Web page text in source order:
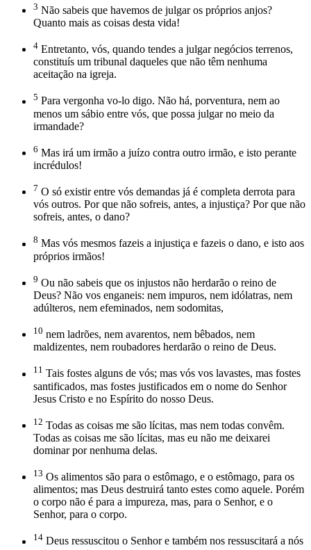
3 Não sabeis que havemos de julgar os próprios anjos?
Quanto mais as coisas desta vida!
4 Entretanto, vós, quando tendes a julgar negócios terrenos,
constituís um tribunal daqueles que não têm nenhuma
aceitação na igreja.
5 Para vergonha vo-lo digo. Não há, porventura, nem ao
menos um sábio entre vós, que possa julgar no meio da
irmandade?
6 Mas irá um irmão a juízo contra outro irmão, e isto perante
incrédulos!
7 O só existir entre vós demandas já é completa derrota para
vós outros. Por que não sofreis, antes, a injustiça? Por que não
sofreis, antes, o dano?
8 Mas vós mesmos fazeis a injustiça e fazeis o dano, e isto aos
próprios irmãos!
9 Ou não sabeis que os injustos não herdarão o reino de
Deus? Não vos enganeis: nem impuros, nem idólatras, nem
adúlteros, nem efeminados, nem sodomitas,
10 nem ladrões, nem avarentos, nem bêbados, nem
maldizentes, nem roubadores herdarão o reino de Deus.
11 Tais fostes alguns de vós; mas vós vos lavastes, mas fostes
santificados, mas fostes justificados em o nome do Senhor
Jesus Cristo e no Espírito do nosso Deus.
12 Todas as coisas me são lícitas, mas nem todas convêm.
Todas as coisas me são lícitas, mas eu não me deixarei
dominar por nenhuma delas.
13 Os alimentos são para o estômago, e o estômago, para os
alimentos; mas Deus destruirá tanto estes como aquele. Porém
o corpo não é para a impureza, mas, para o Senhor, e o
Senhor, para o corpo.
14 Deus ressuscitou o Senhor e também nos ressuscitará a nós